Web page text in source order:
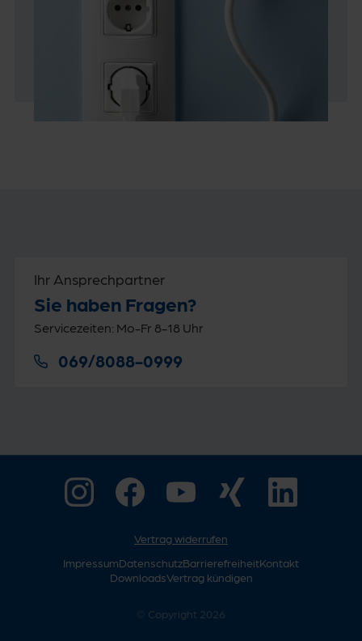
Ihr Ansprechpartner
Sie haben Fragen?
Servicezeiten: Mo-Fr 8-18 Uhr
069/8088-0999
Vertrag widerrufen
ImpressumDatenschutzBarrierefreiheitKontakt
DownloadsVertrag kündigen
© Copyright 2026